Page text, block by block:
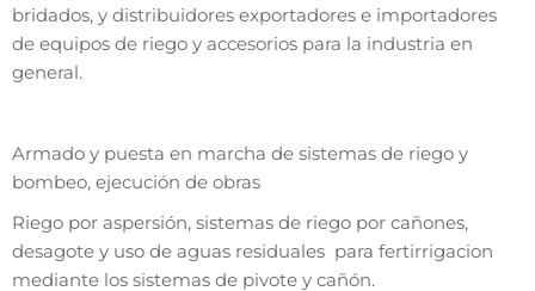
bridados, y distribuidores exportadores e importadores
de equipos de riego y accesorios para la industria en
general.
Armado y puesta en marcha de sistemas de riego y
bombeo, ejecución de obras
Riego por aspersión, sistemas de riego por cañones,
desagote y uso de aguas residuales para fertirrigacion
mediante los sistemas de pivote y cañón.